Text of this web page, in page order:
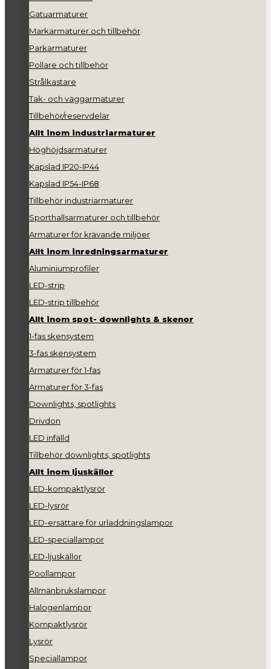
Gatuarmaturer
Markarmaturer och tillbehör
Parkarmaturer
Pollare och tillbehör
Strålkastare
Tak- och väggarmaturer
Tillbehör/reservdelar
Allt inom industriarmaturer
Höghöjdsarmaturer
Kapslad IP20-IP44
Kapslad IP54-IP68
Tillbehör industriarmaturer
Sporthallsarmaturer och tillbehör
Armaturer för krävande miljöer
Allt inom inredningsarmaturer
Aluminiumprofiler
LED-strip
LED-strip tillbehör
Allt inom spot- downlights & skenor
1-fas skensystem
3-fas skensystem
Armaturer för 1-fas
Armaturer för 3-fas
Downlights, spotlights
Drivdon
LED infälld
Tillbehör downlights, spotlights
Allt inom ljuskällor
LED-kompaktlysrör
LED-lysrör
LED-ersättare för urladdningslampor
LED-speciallampor
LED-ljuskällor
Poollampor
Allmänbrukslampor
Halogenlampor
Kompaktlysrör
Lysrör
Speciallampor